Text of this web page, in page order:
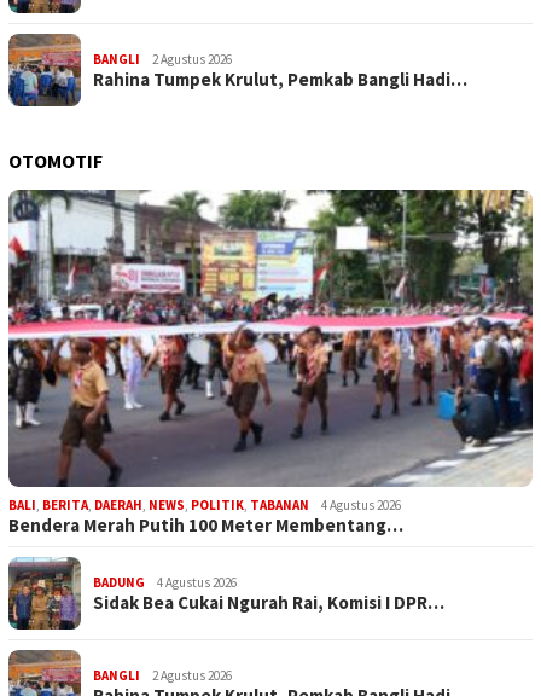
BANGLI 2 Agustus 2026
Rahina Tumpek Krulut, Pemkab Bangli Hadi…
OTOMOTIF
BALI, BERITA, DAERAH, NEWS, POLITIK, TABANAN 4 Agustus 2026
Bendera Merah Putih 100 Meter Membentang…
BADUNG 4 Agustus 2026
Sidak Bea Cukai Ngurah Rai, Komisi I DPR…
BANGLI 2 Agustus 2026